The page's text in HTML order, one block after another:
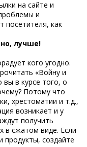
на сайте и
и
посетителя, как
лучше!
кого угодно.
«Войну и
вы в курсе того, о
Потому что
хрестоматии и т.д.,
возникает и у
получить
в сжатом виде. Если
продукты, создайте